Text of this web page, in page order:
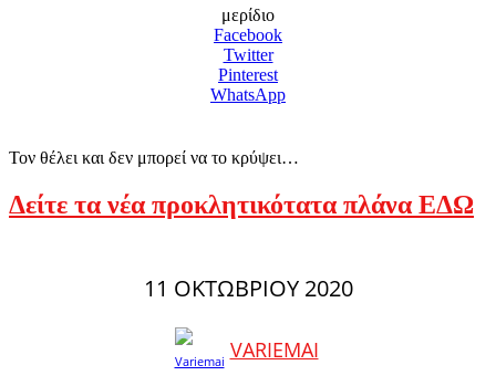
μερίδιο
Facebook
Twitter
Pinterest
WhatsApp
Τον θέλει και δεν μπορεί να το κρύψει…
Δείτε τα νέα προκλητικότατα πλάνα ΕΔΩ
11 ΟΚΤΩΒΡΊΟΥ 2020
VARIEMAI